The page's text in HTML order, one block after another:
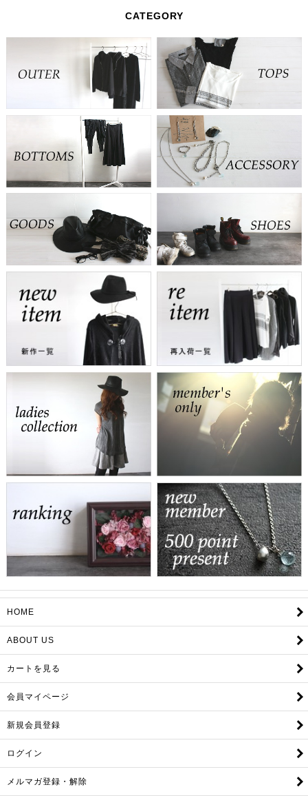
CATEGORY
HOME
ABOUT US
カートを見る
会員マイページ
新規会員登録
ログイン
メルマガ登録・解除